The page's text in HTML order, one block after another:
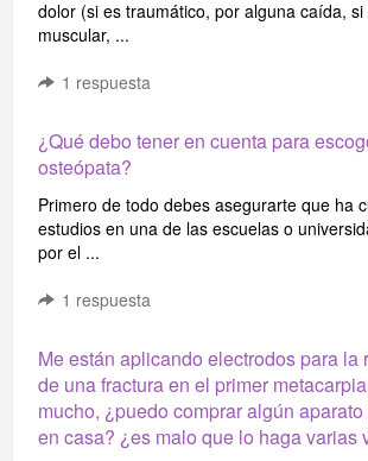
dolor (si es traumático, por alguna caída,
muscular, ...
1 respuesta
¿Qué debo tener en cuenta para
osteópata?
Primero de todo debes asegurarte que ha
estudios en una de las escuelas o
por el ...
1 respuesta
Me están aplicando electrodos para la
de una fractura en el primer
mucho, ¿puedo comprar algún
en casa? ¿es malo que lo haga varias